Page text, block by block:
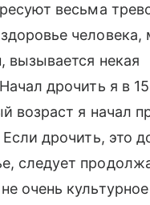
весьма
вызывается некая
дрочить я в
возраст я начал
дрочить, это
следует
очень